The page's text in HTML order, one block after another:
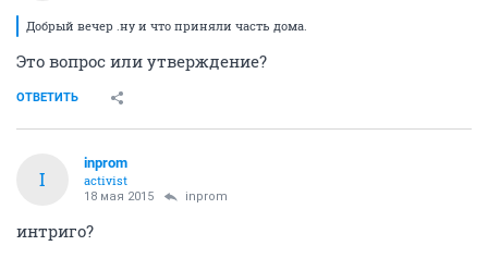
Добрый вечер .ну и что приняли часть дома.
Это вопрос или утверждение?
ОТВЕТИТЬ
I
inprom
activist
18 мая 2015 inprom
интриго?